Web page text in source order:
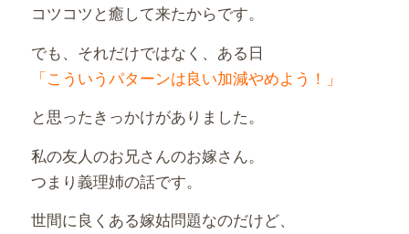
コツコツと癒して来たからです。
でも、それだけではなく、ある日
「こういうパターンは良い加減やめよう！」
と思ったきっかけがありました。
私の友人のお兄さんのお嫁さん。
つまり義理姉の話です。
世間に良くある嫁姑問題なのだけど、